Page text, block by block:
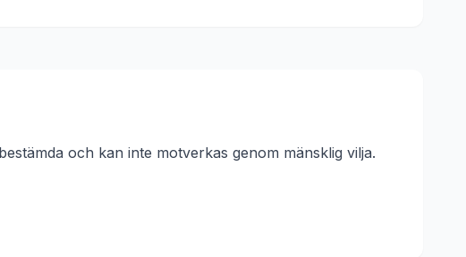
och kan inte motverkas genom mänsklig vilja.